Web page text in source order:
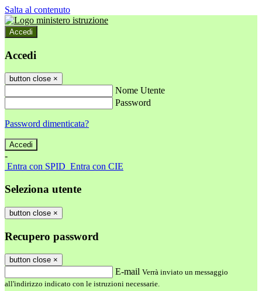
Salta al contenuto
Accedi
Accedi
button close ×
Nome Utente
Password
Password dimenticata?
-
Entra con SPID Entra con CIE
Seleziona utente
button close ×
Recupero password
button close ×
E-mail Verrà inviato un messaggio
all'indirizzo indicato con le istruzioni necessarie.